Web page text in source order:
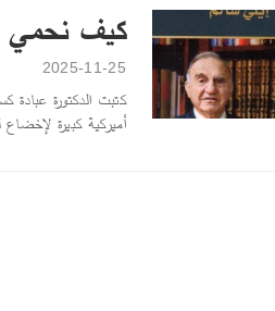
كيف نحمي
2025-11-25
أميركية كبيرة لإخضاع